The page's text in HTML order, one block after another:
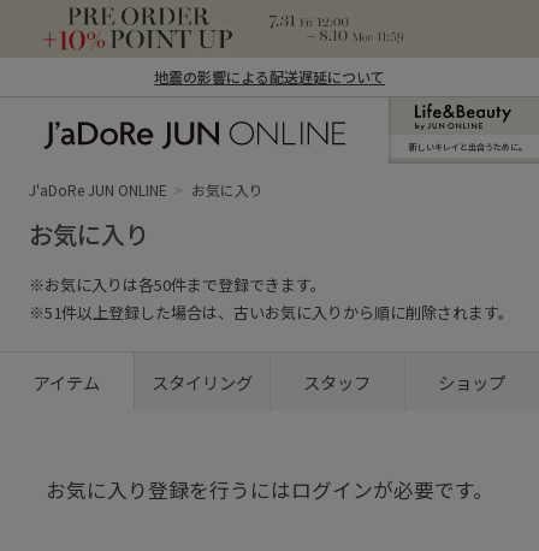
地震の影響による配送遅延について
ン オンライン）
新しいキレイと出合うために。
J'aDoRe JUN ONLINE お気に入り
お気に入り
※お気に入りは各50件まで登録できます。
※51件以上登録した場合は、古いお気に入りから順に削除されます。
アイテム スタイリング スタッフ ショップ
お気に入り登録を行うにはログインが必要です。